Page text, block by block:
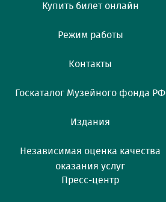
Купить билет онлайн
Режим работы
Контакты
Госкаталог Музейного фонда РФ
Издания
Независимая оценка качества
оказания услуг
Пресс-центр